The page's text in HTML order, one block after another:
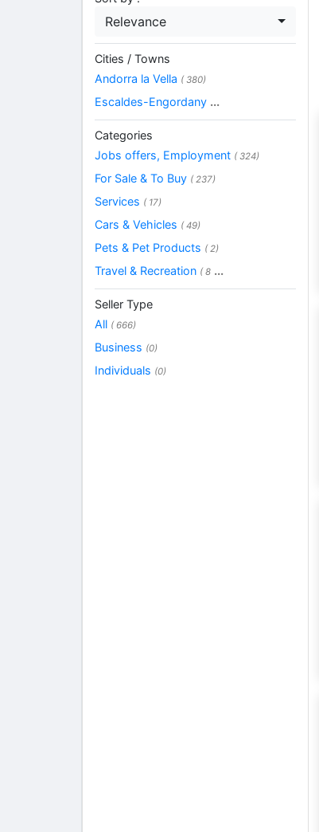
Relevance
Cities / Towns
Andorra la Vella ( 380)
Escaldes-Engordany ...
Categories
Jobs offers, Employment ( 324)
For Sale & To Buy ( 237)
Services ( 17)
Cars & Vehicles ( 49)
Pets & Pet Products ( 2)
Travel & Recreation ( 8 ...
Seller Type
All ( 666)
Business (0)
Individuals (0)